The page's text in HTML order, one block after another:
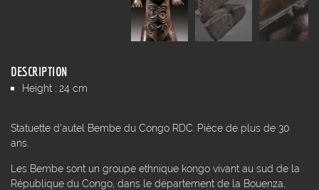
DESCRIPTION
Height : 24 cm
Statuette d'autel Bembe du Congo RDC. Pièce de plus de 30
ans.
Les Bembe sont un groupe ethnique kongo vivant au sud de la
République du Congo, dans le département de la Bouenza,